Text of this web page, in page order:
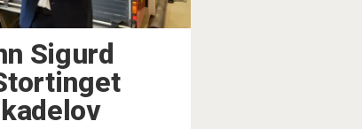
Sigurd